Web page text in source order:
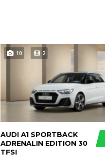
10 2
AUDI A1 SPORTBACK
ADRENALIN EDITION 30
TFSI